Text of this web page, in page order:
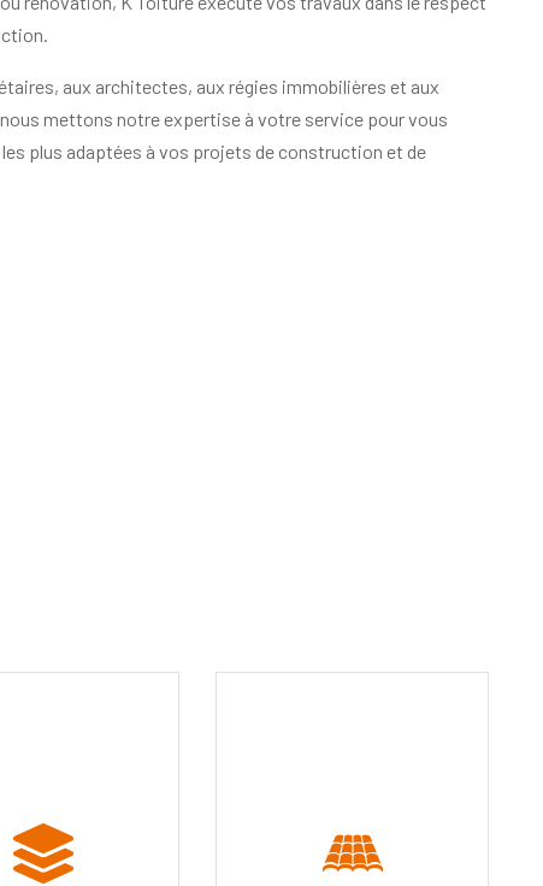
aux architectes, aux régies immobilières et aux
mettons notre expertise à votre service pour vous
plus adaptées à vos projets de construction et de